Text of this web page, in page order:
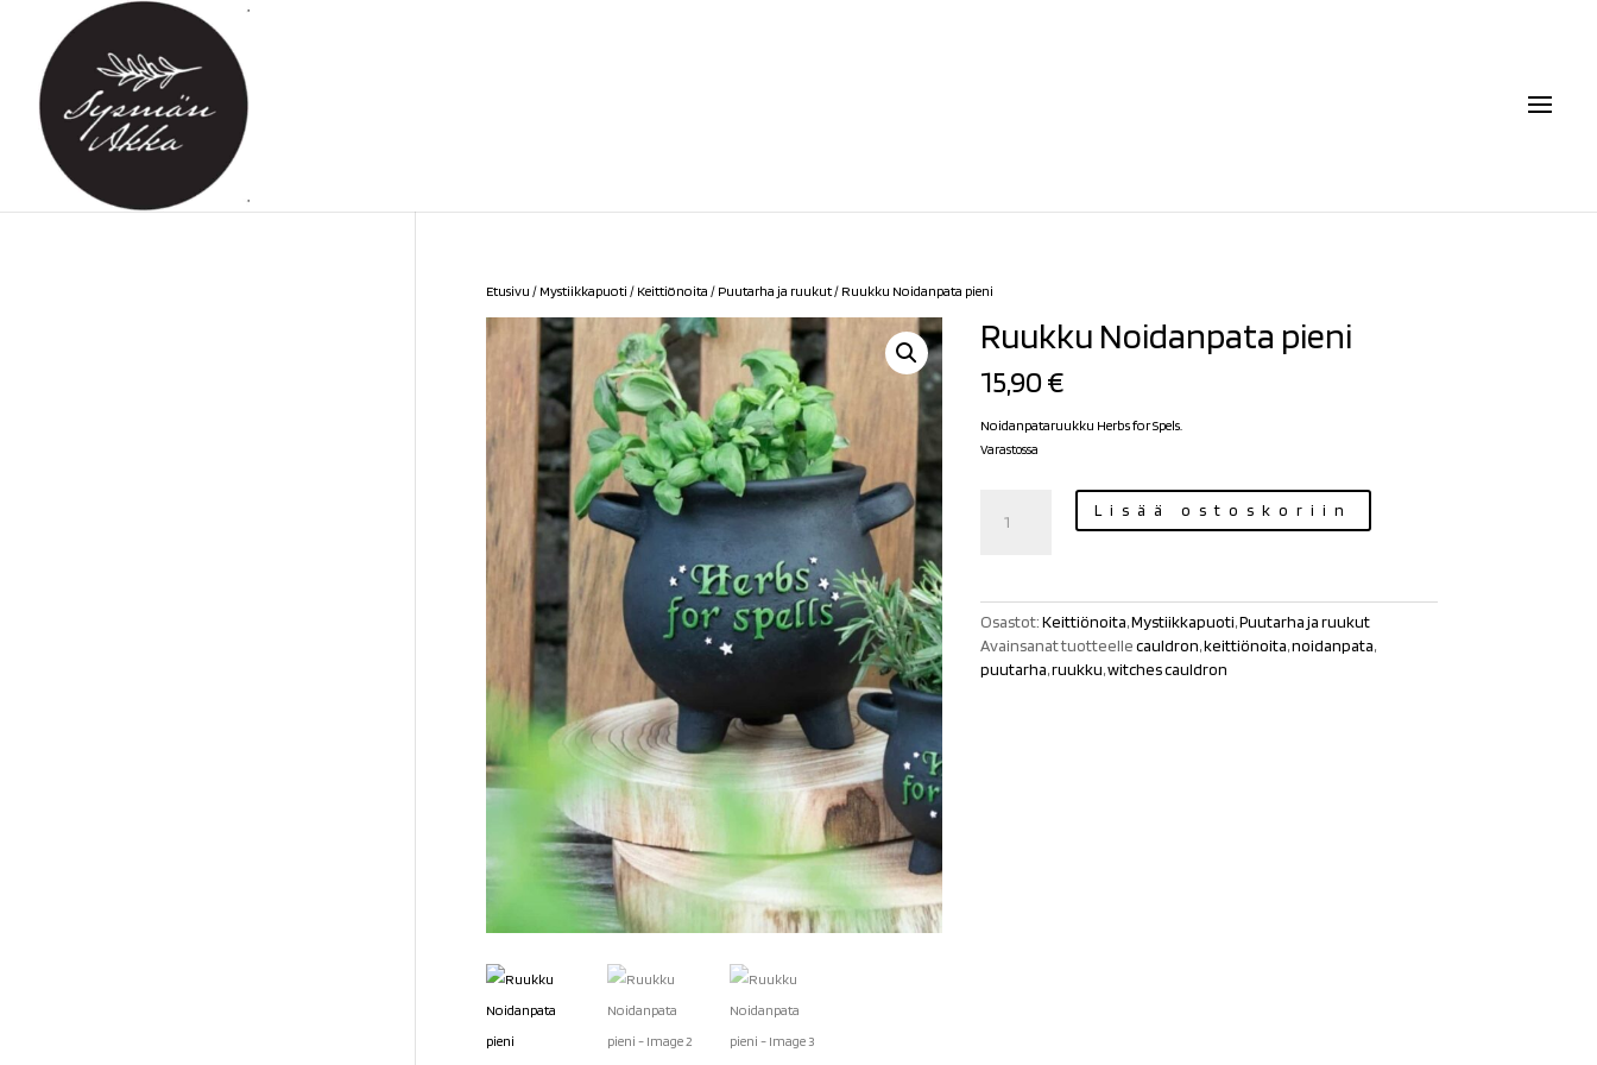
Etusivu / Mystiikkapuoti / Keittiönoita / Puutarha ja ruukut/ Ruukku Noidanpata pieni
Ruukku Noidanpata pieni
15,90€
Noidanpataruukku Herbs for Spels.
Varastossa
Noidanpata
Lisää ostoskoriin
Osastot:Keittiönoita,Mystiikkapuoti,Puutarha ja ruukut
Avainsanat tuotteellecauldron,keittiönoita,noidanpata,
puutarha,ruukku,witches cauldron